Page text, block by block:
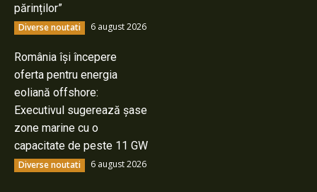
părinților”
Diverse noutati 6 august 2026
România își începere
oferta pentru energia
eoliană offshore:
Executivul sugerează șase
zone marine cu o
capacitate de peste 11 GW
Diverse noutati 6 august 2026